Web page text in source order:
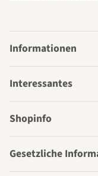
Informationen
Interessantes
Shopinfo
Gesetzliche